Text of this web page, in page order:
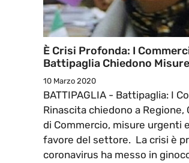
È Crisi Profonda: I
Battipaglia Chiedono
10 Marzo 2020
BATTIPAGLIA - Battipaglia: I
Rinascita chiedono a Regione,
di Commercio, misure urgenti
favore del settore. La crisi è
coronavirus ha messo in